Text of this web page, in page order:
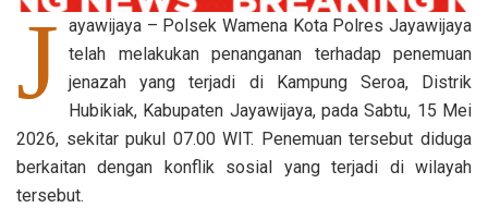
J ayawijaya – Polsek Wamena Kota Polres Jayawijaya
telah melakukan penanganan terhadap penemuan
jenazah yang terjadi di Kampung Seroa, Distrik
Hubikiak, Kabupaten Jayawijaya, pada Sabtu, 15 Mei
2026, sekitar pukul 07.00 WIT. Penemuan tersebut diduga
berkaitan dengan konflik sosial yang terjadi di wilayah
tersebut.